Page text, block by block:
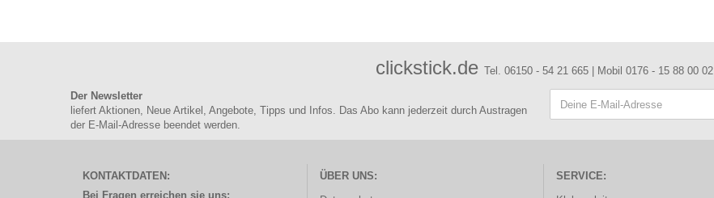
clickstick.de Tel. 06150 - 54 21 665 | Mobil 0176 - 15 88 00 02
Der Newsletter
liefert Aktionen, Neue Artikel, Angebote, Tipps und Infos. Das Abo kann jederzeit durch Austragen
der E-Mail-Adresse beendet werden.
KONTAKTDATEN:
Bei Fragen erreichen sie uns:
ÜBER UNS:
SERVICE: